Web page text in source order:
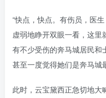
“快点，快点。有伤员，医
虚弱地睁开双眼一看，这里
有不少受伤的奔马城居民和
甚至一度觉得她们是奔马城
此时，云宝黛西正急切地大